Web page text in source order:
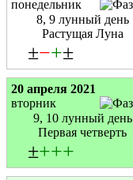
понедельник
8, 9 лунный день
Растущая Луна
±−+±
20 апреля 2021
вторник
9, 10 лунный день
Первая четверть
±+++